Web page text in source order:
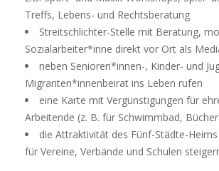
Treffs, Lebens- und Rechtsberatung
Streitschlichter-Stelle mit Beratung,
Sozialarbeiter*inne direkt vor Ort als
neben Senioren*innen-, Kinder- und
Migranten*innenbeirat ins Leben rufen
eine Karte mit Vergünstigungen für
Arbeitende (z. B. für Schwimmbad,
die Attraktivität des Fünf-Städte-
für Vereine, Verbände und Schulen